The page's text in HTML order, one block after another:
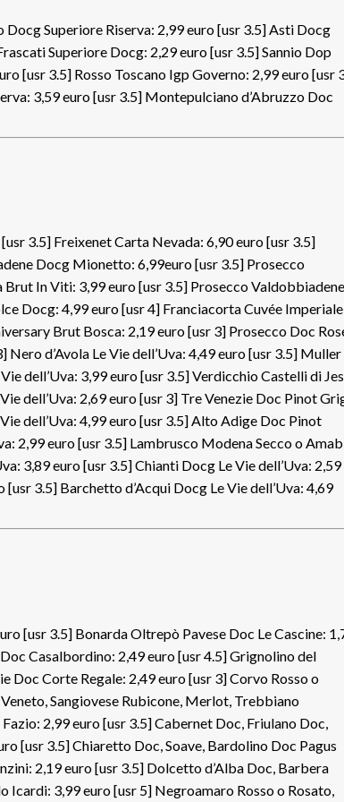
Superiore Riserva: 2,99 euro [usr 3.5] Asti Docg
Superiore Docg: 2,29 euro [usr 3.5] Sannio Dop
[usr 3.5] Rosso Toscano Igp Governo: 2,99 euro [usr
3,59 euro [usr 3.5] Montepulciano d’Abruzzo Doc
3.5] Freixenet Carta Nevada: 6,90 euro [usr 3.5]
Docg Mionetto: 6,99euro [usr 3.5] Prosecco
In Viti: 3,99 euro [usr 3.5] Prosecco Valdobbiadene
Docg: 4,99 euro [usr 4] Franciacorta Cuvée Imperiale
Brut Bosca: 2,19 euro [usr 3] Prosecco Doc
d’Avola Le Vie dell’Uva: 4,49 euro [usr 3.5] Muller
dell’Uva: 3,99 euro [usr 3.5] Verdicchio Castelli di
dell’Uva: 2,69 euro [usr 3] Tre Venezie Doc Pinot
dell’Uva: 4,99 euro [usr 3.5] Alto Adige Doc Pinot
2,99 euro [usr 3.5] Lambrusco Modena Secco o
3,89 euro [usr 3.5] Chianti Docg Le Vie dell’Uva: 2,59
3.5] Barchetto d’Acqui Docg Le Vie dell’Uva: 4,69
[usr 3.5] Bonarda Oltrepò Pavese Doc Le Cascine:
Casalbordino: 2,49 euro [usr 4.5] Grignolino del
Corte Regale: 2,49 euro [usr 3] Corvo Rosso o
Sangiovese Rubicone, Merlot, Trebbiano
2,99 euro [usr 3.5] Cabernet Doc, Friulano Doc,
[usr 3.5] Chiaretto Doc, Soave, Bardolino Doc Pagus
2,19 euro [usr 3.5] Dolcetto d’Alba Doc, Barbera
3,99 euro [usr 5] Negroamaro Rosso o Rosato,